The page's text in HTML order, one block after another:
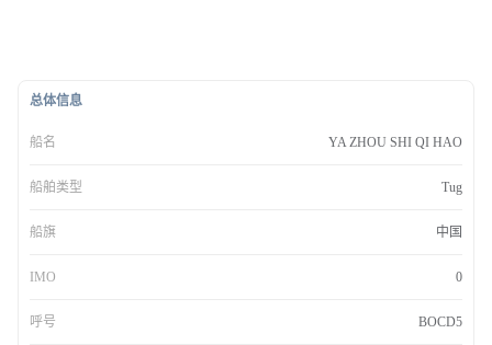
总体信息
船名 YA ZHOU SHI QI HAO
船舶类型 Tug
船旗 中国
IMO 0
呼号 BOCD5